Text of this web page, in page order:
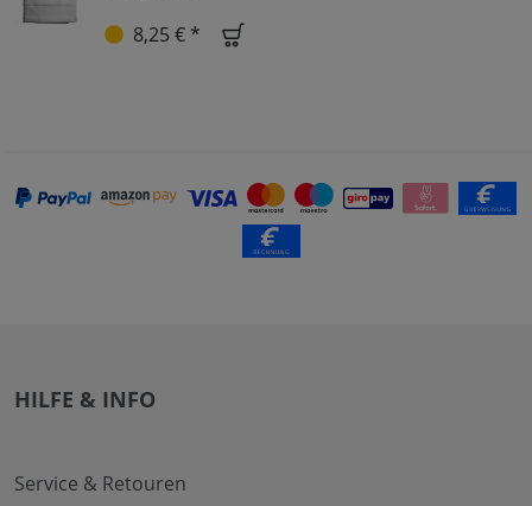
8,25 € *
HILFE & INFO
Service & Retouren